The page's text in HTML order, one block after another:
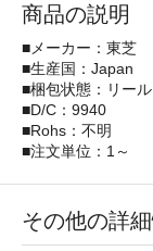
商品の説明
■メーカー：東芝
■生産国：Japan
■梱包状態：リール
■D/C：9940
■Rohs：不明
■注文単位：1～
その他の詳